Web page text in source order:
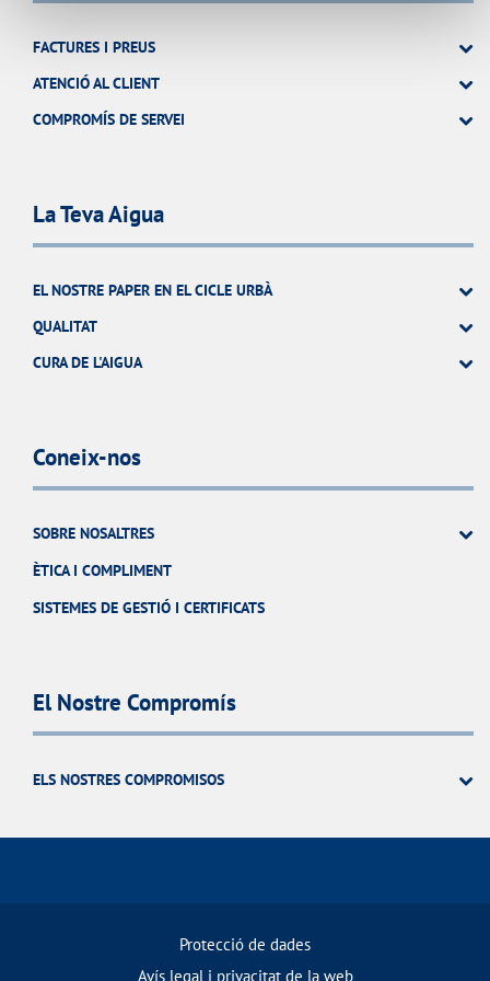
FACTURES I PREUS
ATENCIÓ AL CLIENT
COMPROMÍS DE SERVEI
La Teva Aigua
EL NOSTRE PAPER EN EL CICLE URBÀ
QUALITAT
CURA DE L'AIGUA
Coneix-nos
SOBRE NOSALTRES
ÈTICA I COMPLIMENT
SISTEMES DE GESTIÓ I CERTIFICATS
El Nostre Compromís
ELS NOSTRES COMPROMISOS
Protecció de dades
Avís legal i privacitat de la web